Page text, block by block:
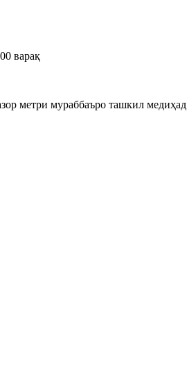
варақ
метри мураббаъро ташкил медиҳад